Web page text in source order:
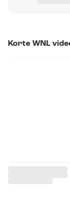
Korte WNL